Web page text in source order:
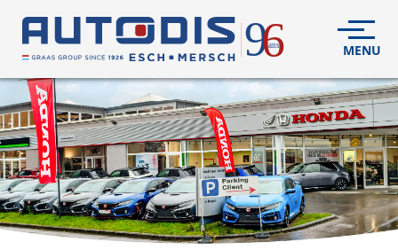
VÉHICULESNEUFS
VÉHICULESD'OCCASION
DÉCOUVREZNOUS